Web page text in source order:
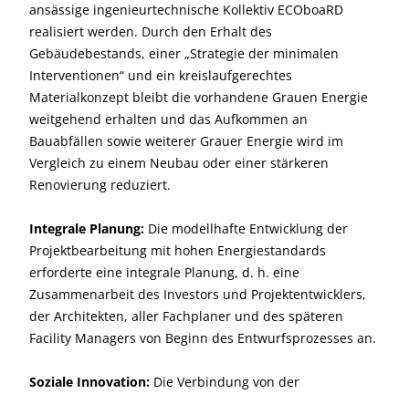
ansässige ingenieurtechnische Kollektiv ECOboaRD
realisiert werden. Durch den Erhalt des
Gebäudebestands, einer „Strategie der minimalen
Interventionen“ und ein kreislaufgerechtes
Materialkonzept bleibt die vorhandene Grauen Energie
weitgehend erhalten und das Aufkommen an
Bauabfällen sowie weiterer Grauer Energie wird im
Vergleich zu einem Neubau oder einer stärkeren
Renovierung reduziert.
Integrale Planung: Die modellhafte Entwicklung der
Projektbearbeitung mit hohen Energiestandards
erforderte eine integrale Planung, d. h. eine
Zusammenarbeit des Investors und Projektentwicklers,
der Architekten, aller Fachplaner und des späteren
Facility Managers von Beginn des Entwurfsprozesses an.
Soziale Innovation: Die Verbindung von der